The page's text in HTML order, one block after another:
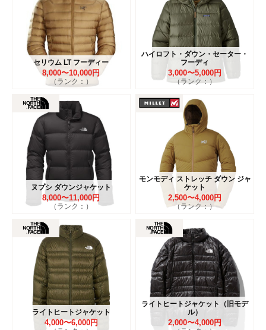
セリウム LT フーディー
8,000〜10,000円
（ランク：）
ハイロフト・ダウン・セーター・
フーディ
3,000〜5,000円
（ランク：）
ヌプシ ダウンジャケット
8,000〜11,000円
（ランク：）
モンモディ ストレッチ ダウン ジャ
ケット
2,500〜4,000円
（ランク：）
ライトヒートジャケット
4,000〜6,000円
ライトヒートジャケット（旧モデ
ル）
2,000〜4,000円